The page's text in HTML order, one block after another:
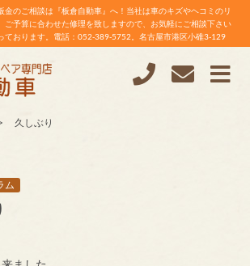
金のご相談は『板倉自動車』へ！当社は車のキズやヘコミのリ
ご予算に合わせた修理を致しますので、お気軽にご相談下さい
ております。電話：052-389-5752。名古屋市港区小碓3-129
久しぶり
ム